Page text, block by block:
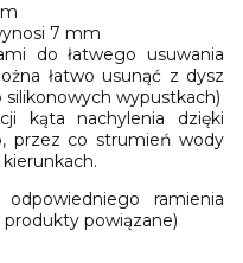
7 mm
do łatwego usuwania
łatwo usunąć z dysz
silikonowych wypustkach)
kąta nachylenia dzięki
przez co strumień wody
ramienia
powiązane)